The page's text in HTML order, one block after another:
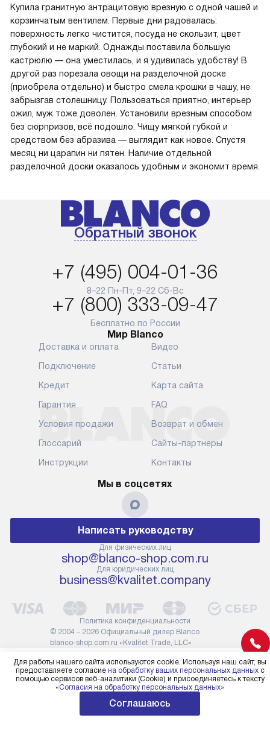
Купила гранитную антрацитовую врезную с одной чашей и
корзинчатым вентилем. Первые дни радовалась:
поверхность легко чистится, посуда не скользит, цвет
глубокий и не маркий. Однажды поставила большую
кастрюлю — она уместилась, и я удивилась удобству! В
другой раз порезала овощи на разделочной доске
(приобрела отдельно) и быстро смела крошки в чашу, не
забрызгав столешницу. Пользоваться приятно, интерьер
ожил, муж тоже доволен. Установили врезным способом
без сюрпризов, всё подошло. Чищу мягкой губкой и
средством без абразива — выглядит как новое. Спустя
месяц ни царапин ни пятен. Наличие отдельной
разделочной доски оказалось удобным и экономит время.
Обратный звонок
+7 (495) 004-01-36
8–22 Пн-Пт, 9–22 Сб-Вс
+7 (800) 333-09-47
Бесплатно по России
Мир Blanco
Доставка и оплата
Подключение
Кредит
Гарантия
Условия продажи
Глоссарий
Инструкции
Видео
Статьи
Карта сайта
FAQ
Возврат и обмен
Сайты-партнеры
Контакты
Мы в соцсетях
Написать руководству
Для физических лиц
shop@blanco-shop.com.ru
Для юридических лиц
business@kvalitet.company
© 2004 – 2026 Официальный дилер Blanco
blanco-shop.com.ru «Kvalitet Trade, LLC»
Политика конфиденциальности
Для работы нашего сайта используются cookie. Используя наш сайт, вы
предоставляете согласие на обработку ваших персональных данныхс
помощью сервисов веб-аналитики (Cookie) и присоединяетесь к тексту
«Согласия на обработку персональных данных»
Соглашаюсь